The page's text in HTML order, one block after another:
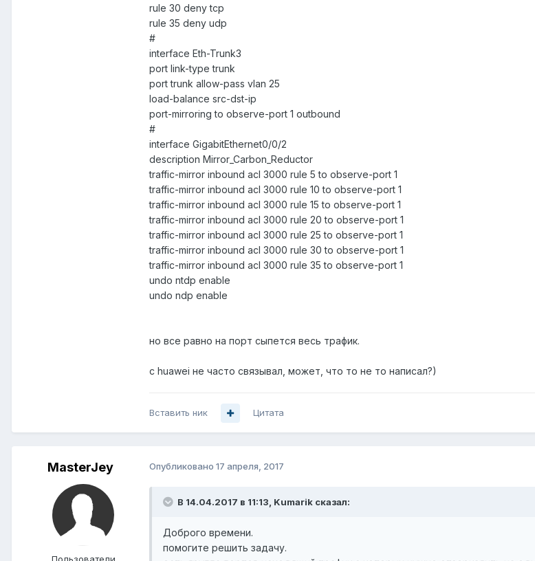
rule 30 deny tcp
rule 35 deny udp
#
interface Eth-Trunk3
port link-type trunk
port trunk allow-pass vlan 25
load-balance src-dst-ip
port-mirroring to observe-port 1 outbound
#
interface GigabitEthernet0/0/2
description Mirror_Carbon_Reductor
traffic-mirror inbound acl 3000 rule 5 to observe-port 1
traffic-mirror inbound acl 3000 rule 10 to observe-port 1
traffic-mirror inbound acl 3000 rule 15 to observe-port 1
traffic-mirror inbound acl 3000 rule 20 to observe-port 1
traffic-mirror inbound acl 3000 rule 25 to observe-port 1
traffic-mirror inbound acl 3000 rule 30 to observe-port 1
traffic-mirror inbound acl 3000 rule 35 to observe-port 1
undo ntdp enable
undo ndp enable
но все равно на порт сыпется весь трафик.
с huawei не часто связывал, может, что то не то написал?)
Вставить ник Цитата
MasterJey Опубликовано 17 апреля, 2017
В 14.04.2017 в 11:13, Kumarik сказал:
Доброго времени.
помогите решить задачу.